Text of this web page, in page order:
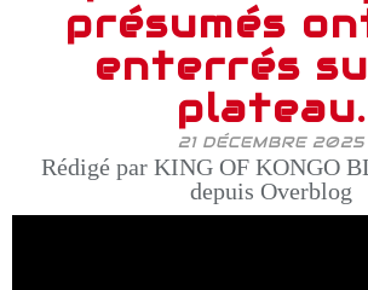
présumés
enterrés
plateau.
21 DÉCEMBRE 2025
Rédigé par KING OF KONGO
depuis Overblog